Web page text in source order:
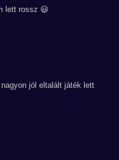
lett rossz 😃
jól eltalált játék lett